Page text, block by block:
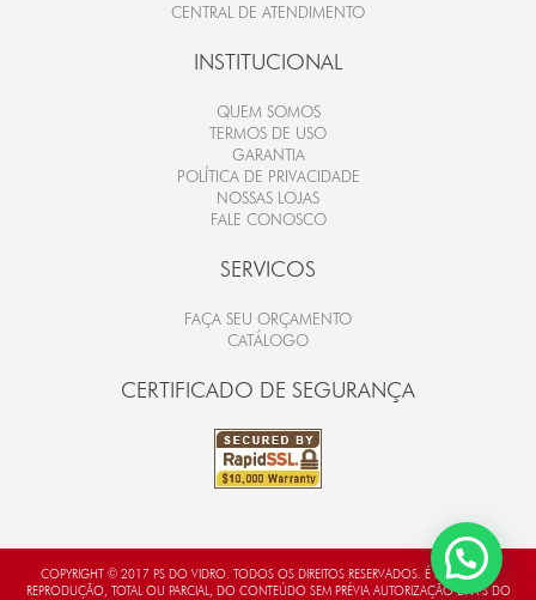
CENTRAL DE ATENDIMENTO
INSTITUCIONAL
QUEM SOMOS
TERMOS DE USO
GARANTIA
POLÍTICA DE PRIVACIDADE
NOSSAS LOJAS
FALE CONOSCO
SERVICOS
FAÇA SEU ORÇAMENTO
CATÁLOGO
CERTIFICADO DE SEGURANÇA
COPYRIGHT © 2017 PS DO VIDRO. TODOS OS DIREITOS RESERVADOS. É PROIBIDA A
REPRODUÇÃO, TOTAL OU PARCIAL, DO CONTEÚDO SEM PRÉVIA AUTORIZAÇÃO DA PS DO